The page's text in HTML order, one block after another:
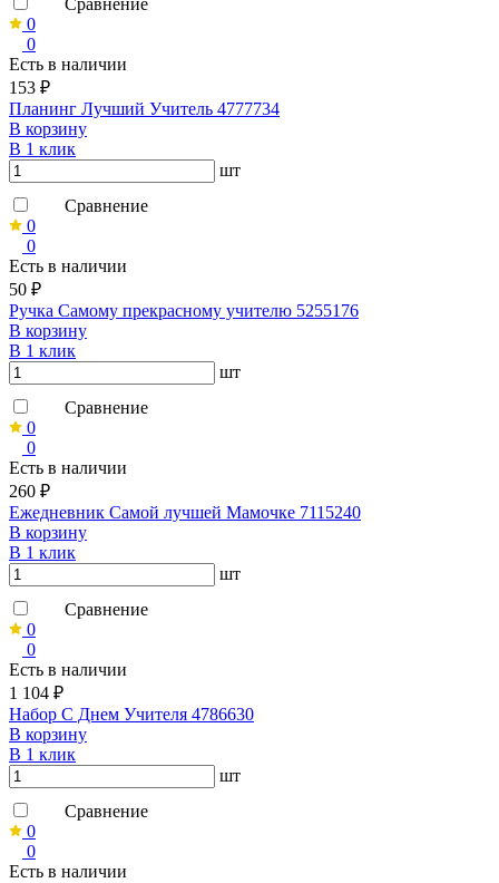
0
0
Есть в наличии
153 ₽
Планинг Лучший Учитель 4777734
В корзину
В 1 клик
шт
Сравнение
0
0
Есть в наличии
50 ₽
Ручка Самому прекрасному учителю 5255176
В корзину
В 1 клик
шт
Сравнение
0
0
Есть в наличии
260 ₽
Ежедневник Самой лучшей Мамочке 7115240
В корзину
В 1 клик
шт
Сравнение
0
0
Есть в наличии
1 104 ₽
Набор С Днем Учителя 4786630
В корзину
В 1 клик
шт
Сравнение
0
0
Есть в наличии